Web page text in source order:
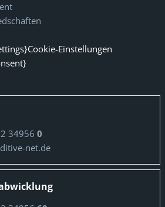
Einstellungen
34956 0
net.de